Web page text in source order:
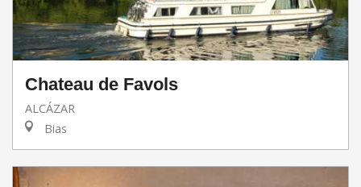
Chateau de Favols
ALCÁZAR
Bias